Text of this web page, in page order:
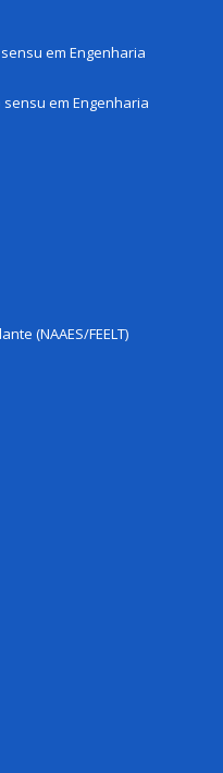
em Engenharia
em Engenharia
(NAAES/FEELT)